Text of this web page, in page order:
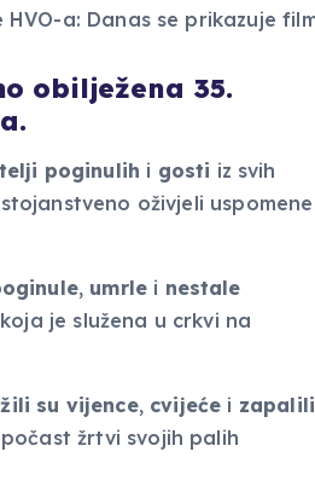
obilježena 35.
poginulih i gosti iz svih
oživjeli uspomene
, umrle i nestale
je služena u crkvi na
su vijence, cvijeće i zapalili
žrtvi svojih palih